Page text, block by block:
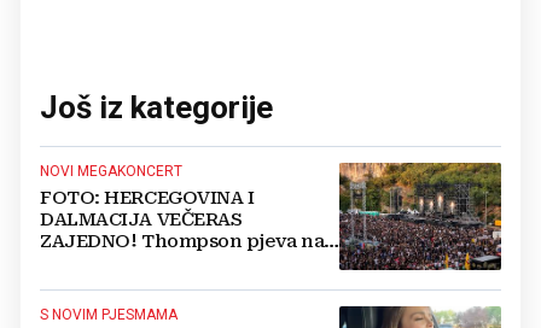
Još iz kategorije
NOVI MEGAKONCERT
FOTO: HERCEGOVINA I
DALMACIJA VEČERAS
ZAJEDNO! Thompson pjeva na
S NOVIM PJESMAMA